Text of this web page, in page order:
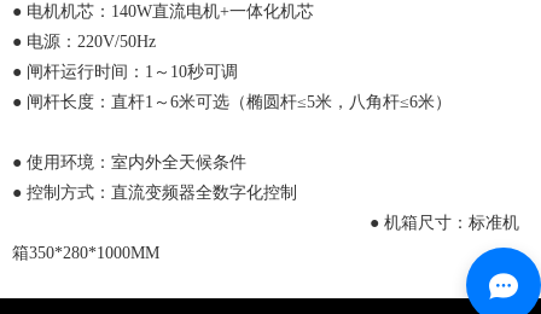
● 电机机芯：140W直流电机+一体化机芯
● 电源：220V/50Hz
● 闸杆运行时间：1～10秒可调
● 闸杆长度：直杆1～6米可选（椭圆杆≤5米，八角杆≤6米）
● 使用环境：室内外全天候条件
● 控制方式：直流变频器全数字化控制
● 机箱尺寸：标准机
箱350*280*1000MM